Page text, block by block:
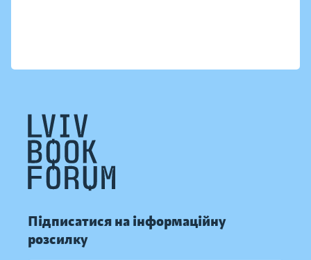
Підписатися на інформаційну
розсилку